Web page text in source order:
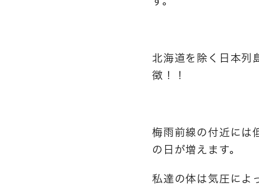
北海道を除く日本列
徴！！
梅雨前線の付近には
の日が増えます。
私達の体は気圧によ